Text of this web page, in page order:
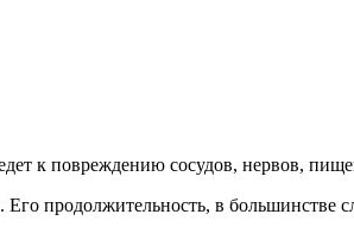
к повреждению сосудов, нервов,
продолжительность, в большинстве